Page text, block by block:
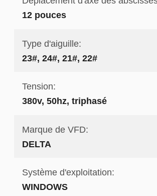
12 pouces
Type d'aiguille:
23#, 24#, 21#, 22#
Tension:
380v, 50hz, triphasé
Marque de VFD:
DELTA
Système d'exploitation:
WINDOWS